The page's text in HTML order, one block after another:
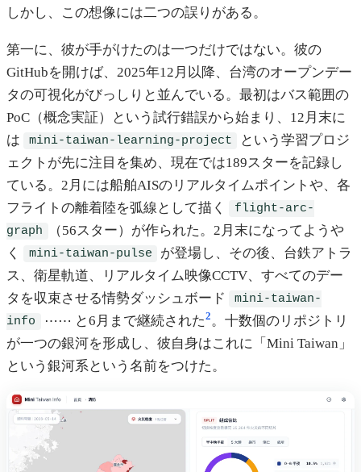
しかし、この想像には二つの誤りがある。
第一に、彼が手がけたのは一つだけではない。彼の
GitHubを開けば、2025年12月以降、台湾のオープンデー
タの可視化がびっしりと並んでいる。最初はバス範囲の
PoC（概念実証）という試行錯誤から始まり、12月末に
は
mini-taiwan-learning-project
という学習プロジ
ェクトが先に注目を集め、現在では189スターを記録し
ている。2月には船舶AISのリアルタイムポイントや、各
フライトの離着陸を弧線として描く
flight-arc-
graph
（56スター）が作られた。2月末になってようや
く
mini-taiwan-pulse
が登場し、その後、台鉄アトラ
ス、衛星軌道、リアルタイム映像CCTV、すべてのデー
タを収束させる情勢ダッシュボード
mini-taiwan-
info
⋯⋯ と6月まで継続された2 。十数個のリポジトリ
が一つの銀河を形成し、彼自身はこれに「Mini Taiwan」
という銀河系という名前をつけた。